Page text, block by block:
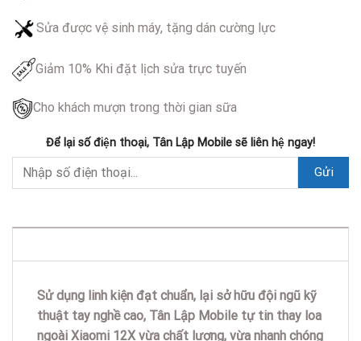
Sửa được vệ sinh máy, tặng dán cường lực
Giảm 10% Khi đặt lịch sửa trực tuyến
Cho khách mượn trong thời gian sữa
Để lại số điện thoại, Tân Lập Mobile sẽ liên hệ ngay!
Sử dụng linh kiện đạt chuẩn, lại sở hữu đội ngũ kỹ
thuật tay nghề cao, Tân Lập Mobile tự tin thay loa
ngoài Xiaomi 12X vừa chất lượng, vừa nhanh chóng